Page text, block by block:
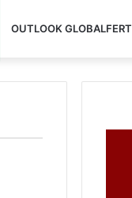
OUTLOOK GLOBALFERT